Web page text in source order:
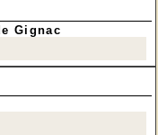
Gignac